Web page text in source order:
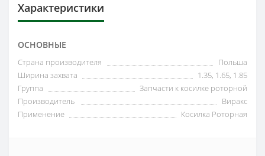
Характеристики
ОСНОВНЫЕ
Страна производителя
Польша
Ширина захвата
1.35, 1.65, 1.85
Группа
Запчасти к косилке роторной
Производитель
Виракс
Применение
Косилка Роторная